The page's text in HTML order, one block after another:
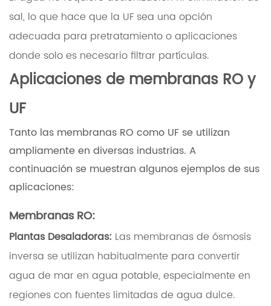
sal, lo que hace que la UF sea una opción
adecuada para pretratamiento o aplicaciones
donde solo es necesario filtrar partículas.
Aplicaciones de membranas RO y
UF
Tanto las membranas RO como UF se utilizan
ampliamente en diversas industrias. A
continuación se muestran algunos ejemplos de sus
aplicaciones:
Membranas RO:
Plantas Desaladoras: Las membranas de ósmosis
inversa se utilizan habitualmente para convertir
agua de mar en agua potable, especialmente en
regiones con fuentes limitadas de agua dulce.